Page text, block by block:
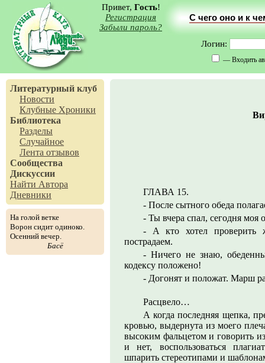
Привет, Гость!
Регистрация
Забыли пароль?
С чего оно и к
Логин:
— Входить
Литературный клуб
Новости
Клубные Хроники
Библиотека
Разделы
Случайное
Лента отзывов
Сообщества
Дискуссии
Найти Автора
Дневники
На голой ветке
Ворон сидит одиноко.
Осенний вечер.
Басё
ГЛАВА 15.
- После сытного обеда
- Ты вчера спал, сегодня моя
- А кто хотел проверить
пострадаем.
- Ничего не знаю,
кодексу положено!
- Догонят и положат. Марш
Расцвело…
А когда последняя щепка,
кровью, выдернута из моего
высоким фальцетом и говорить
и нет, воспользоваться
шпарить стереотипами и